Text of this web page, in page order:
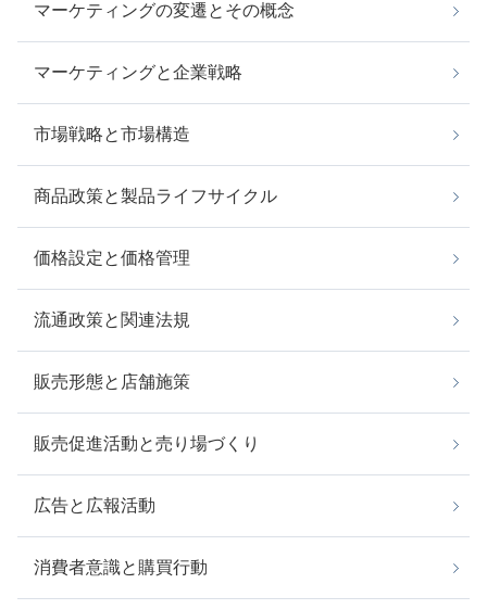
マーケティングの変遷とその概念
マーケティングと企業戦略
市場戦略と市場構造
商品政策と製品ライフサイクル
価格設定と価格管理
流通政策と関連法規
販売形態と店舗施策
販売促進活動と売り場づくり
広告と広報活動
消費者意識と購買行動